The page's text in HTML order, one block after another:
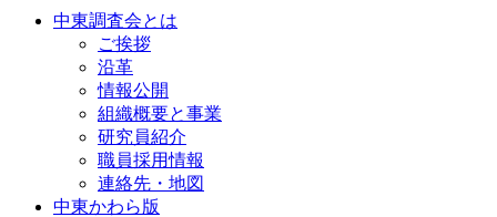
中東調査会とは
ご挨拶
沿革
情報公開
組織概要と事業
研究員紹介
職員採用情報
連絡先・地図
中東かわら版